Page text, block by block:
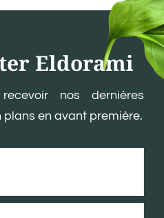
Eldorami
nos dernières
en avant première.